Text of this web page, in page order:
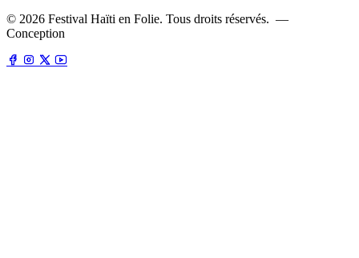
© 2026 Festival Haïti en Folie. Tous droits réservés. —
Conception